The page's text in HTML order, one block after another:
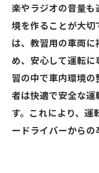
楽やラジオの音量も
境を作ることが大切
は、教習用の車両
め、安心して運転
習の中で車内環境の
者は快適で安全な運
す。これにより、運
ードライバーからの